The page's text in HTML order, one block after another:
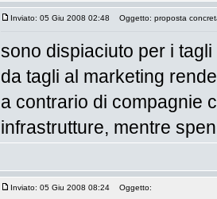
Inviato: 05 Giu 2008 02:48 Oggetto: proposta
sono dispiaciuto per i
da tagli al marketing
a contrario di compagnie
infrastrutture, mentre
Inviato: 05 Giu 2008 08:24 Oggetto: